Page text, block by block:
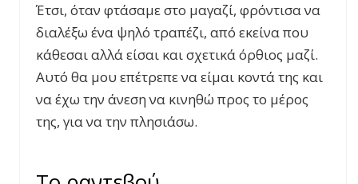
Έτσι, όταν φτάσαμε στο μαγαζί, φρόντισα να
διαλέξω ένα ψηλό τραπέζι, από εκείνα που
κάθεσαι αλλά είσαι και σχετικά όρθιος μαζί.
Αυτό θα μου επέτρεπε να είμαι κοντά της και
να έχω την άνεση να κινηθώ προς το μέρος
της, για να την πλησιάσω.